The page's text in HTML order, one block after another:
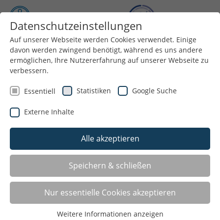
Menü
Sport- und Sprachcamps
Datenschutzeinstellungen
Auf unserer Webseite werden Cookies verwendet. Einige
davon werden zwingend benötigt, während es uns andere
ermöglichen, Ihre Nutzererfahrung auf unserer Webseite zu
verbessern.
Essentiell Statistiken Google Suche
Externe Inhalte
Alle akzeptieren
Speichern & schließen
Nur essentielle Cookies akzeptieren
Weitere Informationen anzeigen